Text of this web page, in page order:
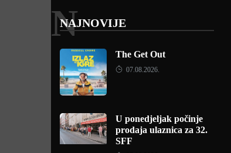
NAJNOVIJE
N
The Get Out
07.08.2026.
U ponedjeljak počinje
prodaja ulaznica za 32.
SFF